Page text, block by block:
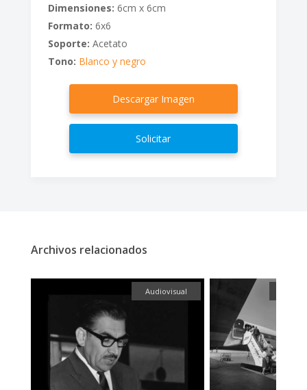
Dimensiones: 6cm x 6cm
Formato: 6x6
Soporte: Acetato
Tono: Blanco y negro
Descargar Imagen
Solicitar
Archivos relacionados
Audiovisual